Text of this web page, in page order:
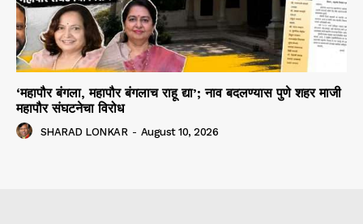
‘महापौर बंगला, महापौर बंगलाच राहू द्या’; नाव बदलण्यास पुणे शहर माजी
महापौर संघटनेचा विरोध
SHARAD LONKAR - August 10, 2026